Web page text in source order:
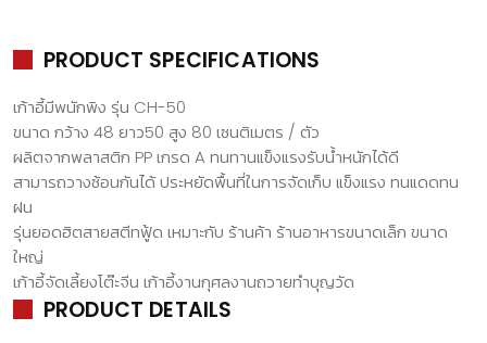
PRODUCT SPECIFICATIONS
เก้าอี้มีพนักพิง รุ่น CH-50
ขนาด กว้าง 48 ยาว50 สูง 80 เซนติเมตร / ตัว
ผลิตจากพลาสติก PP เกรด A ทนทานแข็งแรงรับน้ำหนักได้ดี
สามารถวางซ้อนกันได้ ประหยัดพื้นที่ในการจัดเก็บ แข็งแรง ทนแดดทน
ฝน
รุ่นยอดฮิตสายสตีทฟู้ด เหมาะกับ ร้านค้า ร้านอาหารขนาดเล็ก ขนาด
ใหญ่
เก้าอี้จัดเลี้ยงโต๊ะจีน เก้าอี้งานกุศลงานถวายทำบุญวัด
PRODUCT DETAILS